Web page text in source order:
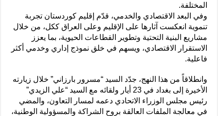
المختلفة.
وفي البعد الاقتصادي والخدمي، قدّم إقليم كوردستان تجربة
تنموية انعكست آثارها على الإقليم وعلى العراق ككل، من خلال
مشاريع البنية التحتية وتطوير القطاعات الحيوية، بما يعزز
الاستقرار الاقتصادي، ويسهم في خلق نموذج إداري وخدمي أكثر
فاعلية.
وانطلاقاً من هذا النهج، جدّد السيد “مسرور بارزاني” خلال زيارته
الأخيرة إلى بغداد في 23 أيار ولقائه مع السيد “علي الزيدي”
رئيس مجلس الوزراء الاتحادي دعمه لمسار التعاون، والمضي
في معالجة الملفات العالقة بروح الشراكة والمسؤولية الوطنية،